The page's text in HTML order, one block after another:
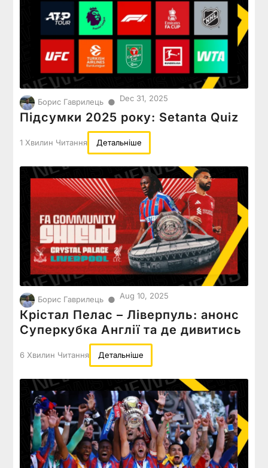
Борис Гаврилець ● Dec 31, 2025
Підсумки 2025 року: Setanta Quiz
1 Хвилин Читання Детальніше
Борис Гаврилець ● Aug 10, 2025
Крістал Пелас – Ліверпуль: анонс
Суперкубка Англії та де дивитись
6 Хвилин Читання Детальніше